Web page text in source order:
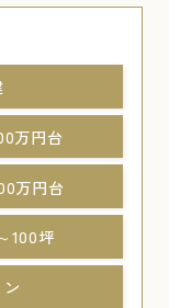
万円台
万円台
100坪